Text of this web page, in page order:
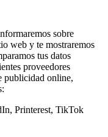
sobre
web y te mostraremos
tus datos
proveedores
publicidad online,
Printerest, TikTok